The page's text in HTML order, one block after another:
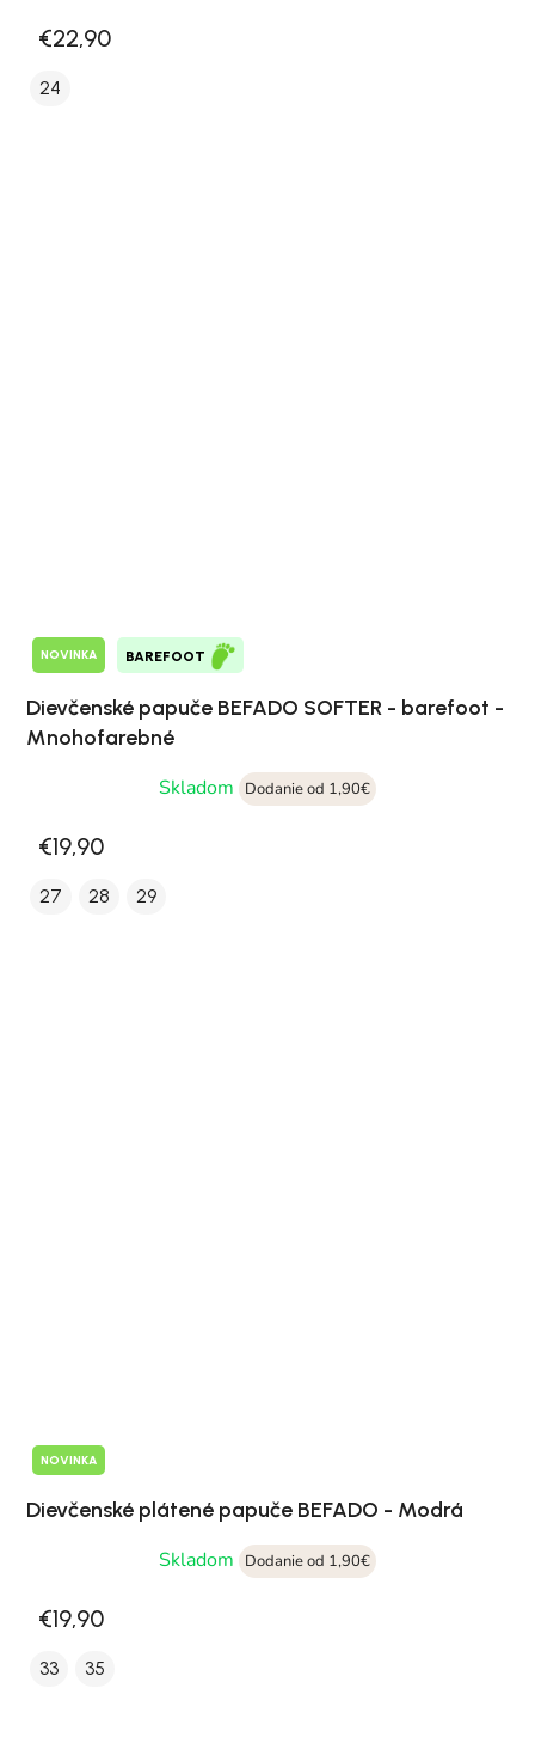
€22,90
24
NOVINKA BAREFOOT
Dievčenské papuče BEFADO SOFTER - barefoot -
Mnohofarebné
Skladom
Dodanie od 1,90€
€19,90
27 28 29
NOVINKA
Dievčenské plátené papuče BEFADO - Modrá
Skladom
Dodanie od 1,90€
€19,90
33 35